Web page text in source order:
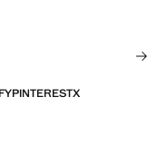
PINTERESTX